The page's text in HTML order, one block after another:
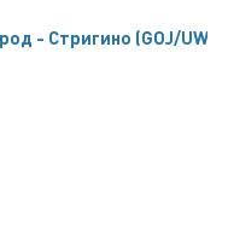
- Стригино (GOJ/UWGG)